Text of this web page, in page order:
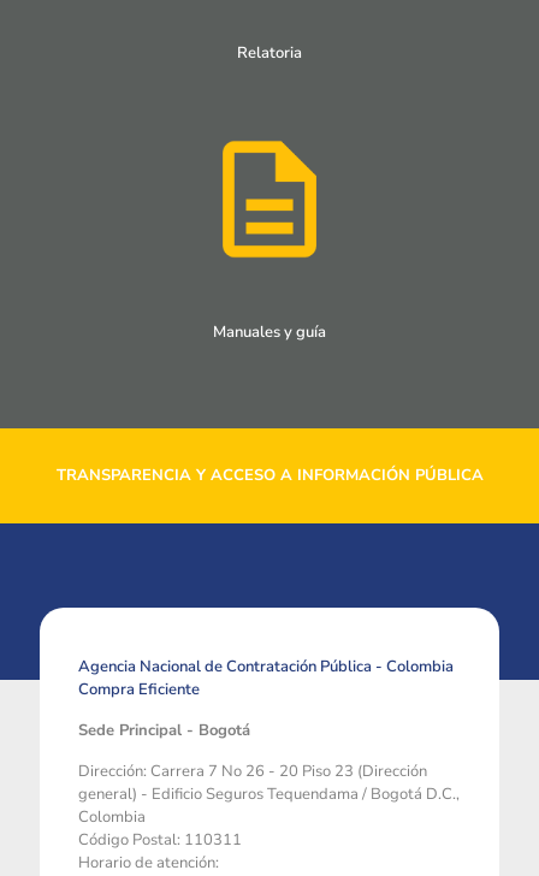
Relatoria
Manuales y guía
TRANSPARENCIA Y ACCESO A INFORMACIÓN PÚBLICA
Agencia Nacional de Contratación Pública - Colombia
Compra Eficiente
Sede Principal - Bogotá
Dirección: Carrera 7 No 26 - 20 Piso 23 (Dirección
general) - Edificio Seguros Tequendama / Bogotá D.C.,
Colombia
Código Postal: 110311
Horario de atención: